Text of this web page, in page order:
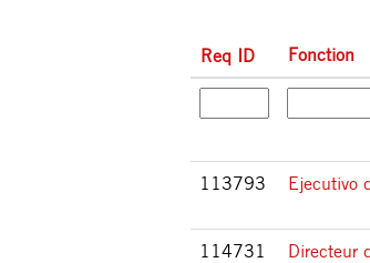
Req ID Fonction
113793
Ejecutivo
114731
Directeur